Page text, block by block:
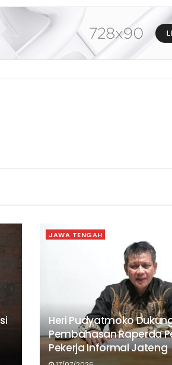
JAWA TENGAH
Heri Pudyatmoko
Pembahasan Raperda
Pekerja Informal Jateng